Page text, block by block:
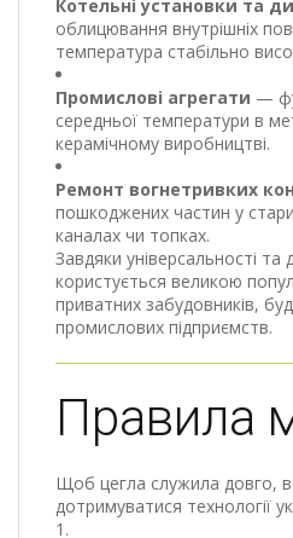
Котельні установки та
облицювання внутрішніх
температура стабільно
Промислові агрегати —
середньої температури в
керамічному виробництві.
Ремонт вогнетривких
пошкоджених частин у
каналах чи топках.
Завдяки універсальності та
користується великою
приватних забудовників,
промислових підприємств.
Правила
Щоб цегла служила довго,
дотримуватися технології